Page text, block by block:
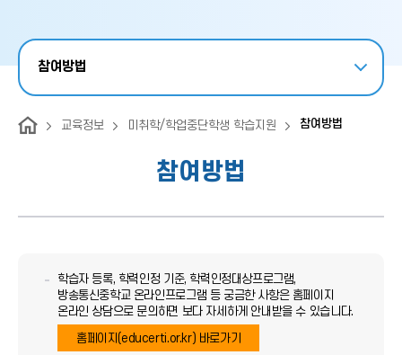
참여방법
교육정보 미취학/학업중단학생 학습지원 참여방법
참여방법
학습자 등록, 학력인정 기준, 학력인정대상프로그램,
방송통신중학교 온라인프로그램 등 궁금한 사항은 홈페이지
온라인 상담으로 문의하면 보다 자세하게 안내받을 수 있습니다.
홈페이지(educerti.or.kr) 바로가기